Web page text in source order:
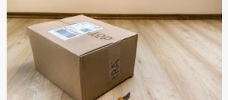
balustrada
na
balkon
co